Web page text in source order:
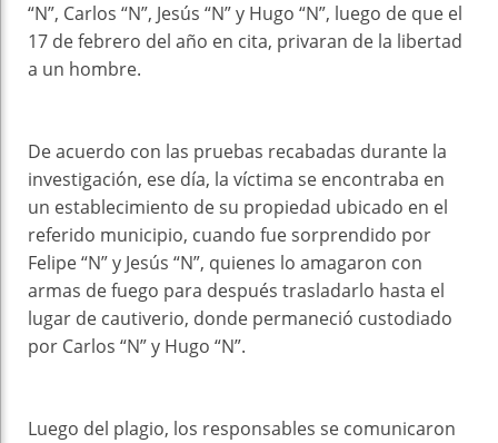
“N”, Carlos “N”, Jesús “N” y Hugo “N”, luego de que el
17 de febrero del año en cita, privaran de la libertad
a un hombre.
De acuerdo con las pruebas recabadas durante la
investigación, ese día, la víctima se encontraba en
un establecimiento de su propiedad ubicado en el
referido municipio, cuando fue sorprendido por
Felipe “N” y Jesús “N”, quienes lo amagaron con
armas de fuego para después trasladarlo hasta el
lugar de cautiverio, donde permaneció custodiado
por Carlos “N” y Hugo “N”.
Luego del plagio, los responsables se comunicaron